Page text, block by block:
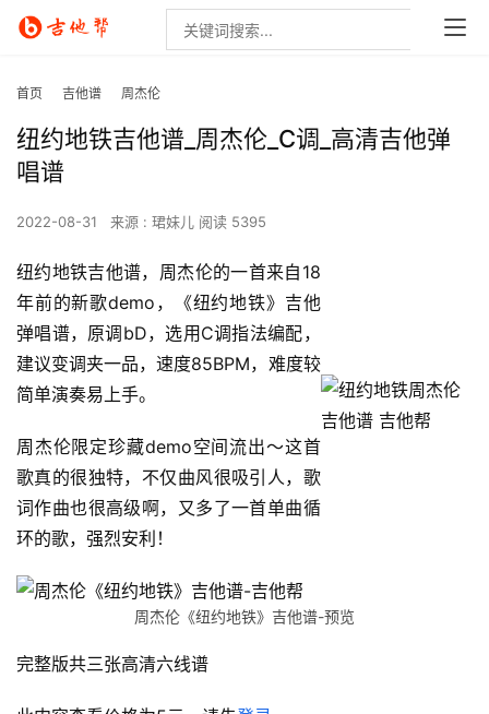
首页 吉他谱 周杰伦
纽约地铁吉他谱_周杰伦_C调_高清吉他弹
唱谱
2022-08-31 来源 : 珺妹儿 阅读 5395
纽约地铁吉他谱，周杰伦的一首来自18
年前的新歌demo，《纽约地铁》吉他
弹唱谱，原调bD，选用C调指法编配，
建议变调夹一品，速度85BPM，难度较
简单演奏易上手。
周杰伦限定珍藏demo空间流出～这首
歌真的很独特，不仅曲风很吸引人，歌
词作曲也很高级啊，又多了一首单曲循
环的歌，强烈安利！
周杰伦《纽约地铁》吉他谱-预览
完整版共三张高清六线谱